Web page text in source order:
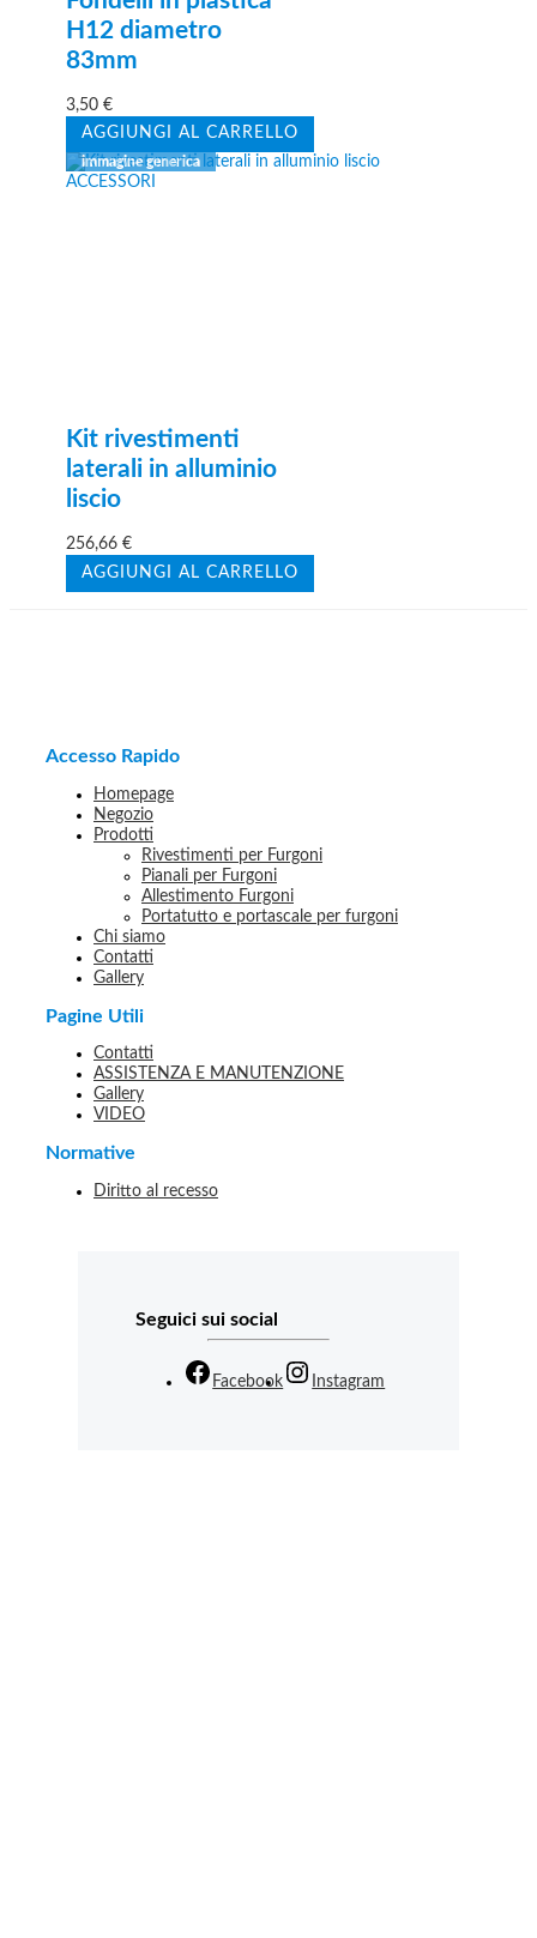
H12 diametro
83mm
3,50€
AGGIUNGI AL CARRELLO
Kit rivestimenti
laterali in alluminio
liscio
256,66€
AGGIUNGI AL CARRELLO
Accesso Rapido
Homepage
Negozio
Prodotti
Rivestimenti per Furgoni
Pianali per Furgoni
Allestimento Furgoni
Portatutto e portascale per furgoni
Chi siamo
Contatti
Gallery
Pagine Utili
Contatti
ASSISTENZA E MANUTENZIONE
Gallery
VIDEO
Normative
Diritto al recesso
Seguici sui social
Facebook Instagram